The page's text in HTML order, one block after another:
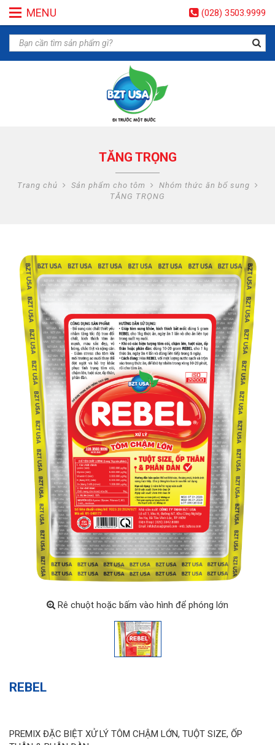
MENU (028) 3503.9999
TĂNG TRỌNG
Trang chủ Sản phẩm cho tôm
Nhóm thức ăn bổ sung
TĂNG TRỌNG
Rê chuột hoặc bấm vào hình để phóng lớn
REBEL
PREMIX ĐẶC BIỆT XỬ LÝ TÔM CHẬM LỚN, TUỘT SIZE, ỐP